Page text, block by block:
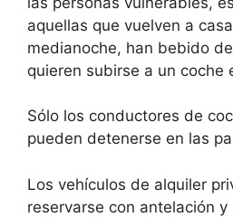
aquellas que vuelven a
medianoche, han bebido
quieren subirse a un coche
Sólo los conductores de
pueden detenerse en las
Los vehículos de alquiler
reservarse con antelación